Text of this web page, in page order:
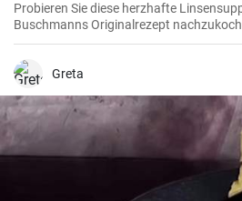
Probieren Sie diese herzhafte
Buschmanns Originalrezept
Starkochs wird mit Linsen,
Gemüsesorten zubereitet und mit
Ein herzhaftes Familien Essen !
Greta